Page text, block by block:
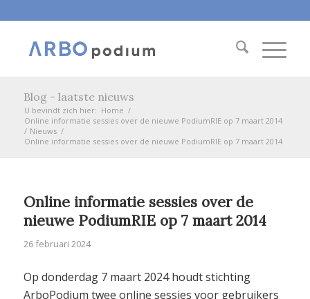
Blog - laatste nieuws
U bevindt zich hier: Home /
Online informatie sessies over de nieuwe PodiumRIE op 7 maart 2014
/ Nieuws /
Online informatie sessies over de nieuwe PodiumRIE op 7 maart 2014
Online informatie sessies over de
nieuwe PodiumRIE op 7 maart 2014
26 februari 2024
Op donderdag 7 maart 2024 houdt stichting
ArboPodium twee online sessies voor gebruikers